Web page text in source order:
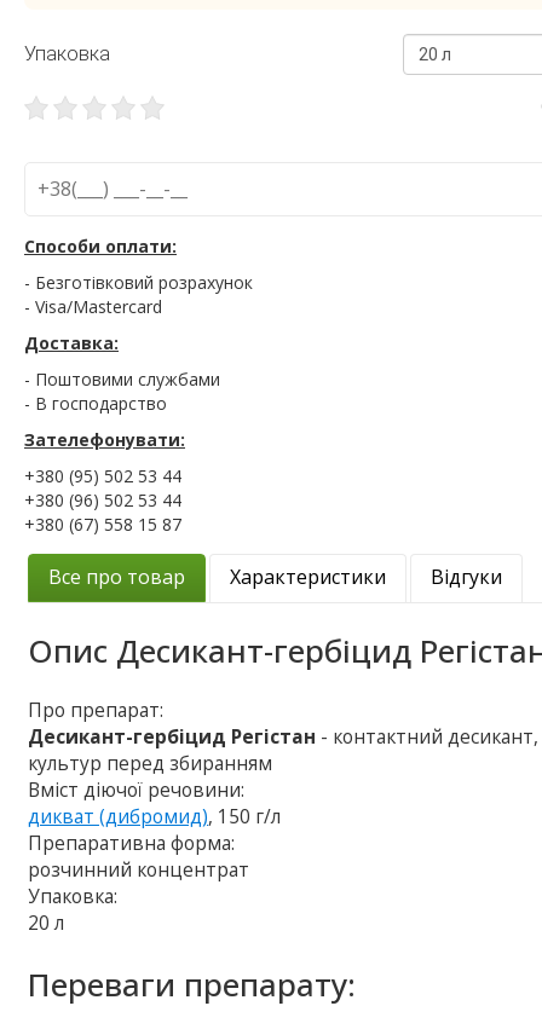
Упаковка 20 л
Способи оплати:
- Безготівковий розрахунок
- Visa/Mastercard
Доставка:
- Поштовими службами
- В господарство
Зателефонувати:
+380 (95) 502 53 44
+380 (96) 502 53 44
+380 (67) 558 15 87
Все про товар Характеристики Відгуки
Опис Десикант-гербіцид
Про препарат:
Десикант-гербіцид Регістан - контактний
культур перед збиранням
Вміст діючої речовини:
дикват (дибромид), 150 г/л
Препаративна форма:
розчинний концентрат
Упаковка:
20 л
Переваги препарату: